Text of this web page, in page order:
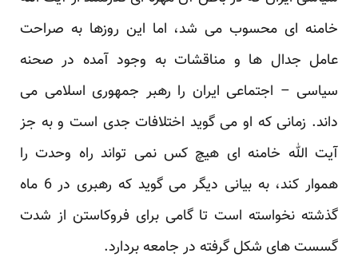
خامنه ای محسوب می شد، اما این روزها به صراحت
عامل جدال ها و مناقشات به وجود آمده در صحنه
سیاسی – اجتماعی ایران را رهبر جمهوری اسلامی می
داند. زمانی که او می گوید اختلافات جدی است و به جز
آیت الله خامنه ای هیچ کس نمی تواند راه وحدت را
هموار کند، به بیانی دیگر می گوید که رهبری در 6 ماه
گذشته نخواسته است تا گامی برای فروکاستن از شدت
گسست های شکل گرفته در جامعه بردارد.